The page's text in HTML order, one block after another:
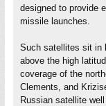
designed to provide
missile launches.
Such satellites sit in
above the high
coverage of the
Clements, and
Russian satellite